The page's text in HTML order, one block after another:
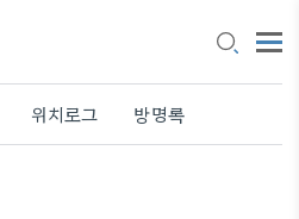
위치로그 방명록